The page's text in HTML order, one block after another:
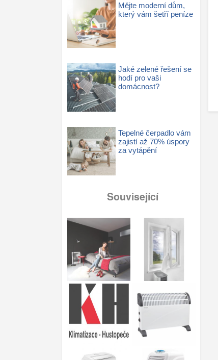
Mějte moderní dům,
který vám šetří peníze
Jaké zelené řešení se
hodí pro vaši
domácnost?
Tepelné čerpadlo vám
zajistí až 70% úspory
za vytápění
Související